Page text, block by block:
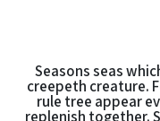
Seasons seas
creepeth
rule tree appear
replenish